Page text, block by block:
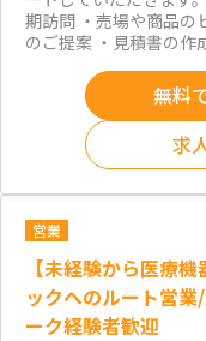
期訪問 ・売場や商品の
のご提案 ・見積書の作
無料
求
営業
【未経験から医療
ックへのルート営
ーク経験者歓迎